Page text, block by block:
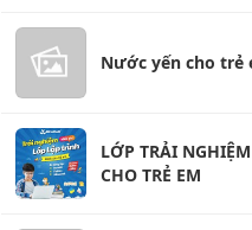
Nước yến cho trẻ
LỚP TRẢI
CHO TRẺ EM